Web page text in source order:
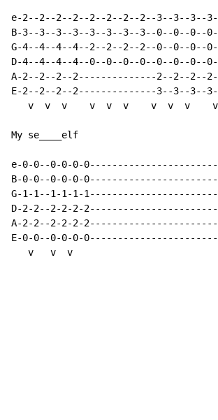
e-2--2--2--2--2--2--2--2--3--3--3--
B-3--3--3--3--3--3--3--3--0--0--0--
G-4--4--4--4--2--2--2--2--0--0--0--
D-4--4--4--4--0--0--0--0--0--0--0--
A-2--2--2--2--------------2--2--
E-2--2--2--2--------------3--3--
v  v  v    v  v  v    v  v  v
My se____elf
e-0-0--0-0-0-
B-0-0--0-0-0-
G-1-1--1-1-1-
D-2-2--2-2-2-
A-2-2--2-2-2-
E-0-0--0-0-0-
   v   v  v